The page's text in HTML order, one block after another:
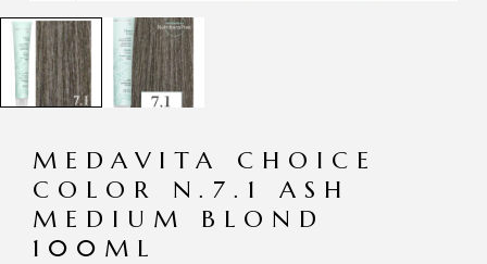
MEDAVITA CHOICE
COLOR N.7.1 ASH
MEDIUM BLOND
100ML